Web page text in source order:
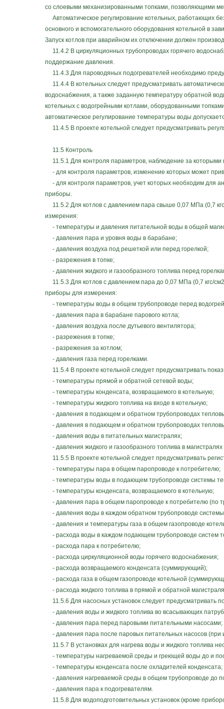
со слоевыми механизированными топками, позволяющими
Автоматическое регулирование котельных, работающих
основного и вспомогательного оборудования котельной в
Запуск котлов при аварийном их отключении должен
11.4.2 В циркуляционных трубопроводах горячего
поддержание давления.
11.4.3 Для пароводяных подогревателей необходимо
11.4.4 В котельных следует предусматривать
водоснабжения, а также заданную температуру обратной
котельных с водогрейными котлами, оборудованными
автоматическое регулирование температуры воды
11.4.5 В проекте котельной следует предусматривать
11.5 Контроль
11.5.1 Для контроля параметров, наблюдение за которыми
- для контроля параметров, изменение которых может
- для контроля параметров, учет которых необходим для
приборы.
11.5.2 Для котлов с давлением пара свыше 0,07 МПа (0,7
измерения:
- температуры и давления питательной воды в общей
- давления пара и уровня воды в барабане;
- давления воздуха под решеткой или перед горелкой;
- разрежения в топке;
- давления жидкого и газообразного топлива перед
11.5.3 Для котлов с давлением пара до 0,07 МПа (0,7 кгс/
приборы для измерения:
- температуры воды в общем трубопроводе перед
- давления пара в барабане парового котла;
- давления воздуха после дутьевого вентилятора;
- разрежения в топке;
- разрежения за котлом;
- давления газа перед горелками.
11.5.4 В проекте котельной следует предусматривать
- температуры прямой и обратной сетевой воды;
- температуры конденсата, возвращаемого в котельную;
- температуры жидкого топлива на входе в котельную;
- давления в подающем и обратном трубопроводах
- давления в подающем и обратном трубопроводах
- давления воды в питательных магистралях;
- давления жидкого и газообразного топлива в
11.5.5 В проекте котельной следует предусматривать
- температуры пара в общем паропроводе к потребителю;
- температуры воды в подающем трубопроводе системы
- температуры конденсата, возвращаемого в котельную;
- давления пара в общем паропроводе к потребителю (по
- давления воды в каждом обратном трубопроводе
- давления и температуры газа в общем газопроводе
- расхода воды в каждом подающем трубопроводе систем
- расхода пара к потребителю;
- расхода циркуляционной воды горячего водоснабжения;
- расхода возвращаемого конденсата (суммирующий);
- расхода газа в общем газопроводе котельной
- расхода жидкого топлива в прямой и обратной
11.5.6 Для насосных установок следует предусматривать
- давления воды и жидкого топлива во всасывающих
- давления пара перед паровыми питательными насосами;
- давления пара после паровых питательных насосов (при
11.5.7 В установках для нагрева воды и жидкого топлива
- температуры нагреваемой среды и греющей воды до и
- температуры конденсата после охладителей конденсата;
- давления нагреваемой среды в общем трубопроводе до
- давления пара к подогревателям.
11.5.8 Для водоподготовительных установок (кроме